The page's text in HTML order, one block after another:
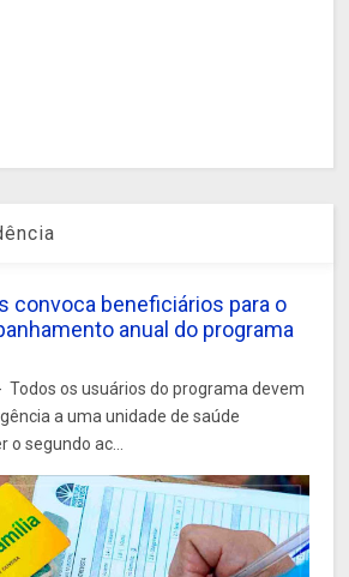
convoca beneficiários para o
anual do programa
- Todos os usuários do programa devem
a uma unidade de saúde
segundo ac...